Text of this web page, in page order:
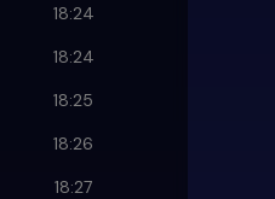
18:24
18:24
18:25
18:26
18:27